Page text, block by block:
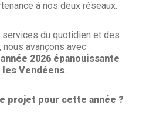
à nos deux réseaux.
du quotidien et des
avançons avec
2026 épanouissante
Vendéens.
projet pour cette année ?